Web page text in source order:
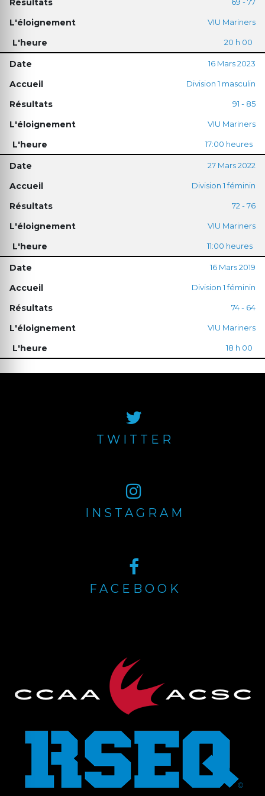
VIU Mariners
20 h 00
16 Mars 2023
Division 1 masculin
91 - 85
VIU Mariners
17:00 heures
27 Mars 2022
Division 1 féminin
72 - 76
VIU Mariners
11:00 heures
16 Mars 2019
Division 1 féminin
74 - 64
VIU Mariners
18 h 00
TWITTER
INSTAGRAM
FACEBOOK